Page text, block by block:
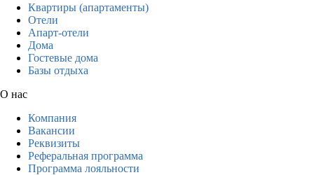
Квартиры (апартаменты)
Отели
Апарт-отели
Дома
Гостевые дома
Базы отдыха
О нас
Компания
Вакансии
Реквизиты
Реферальная программа
Программа лояльности